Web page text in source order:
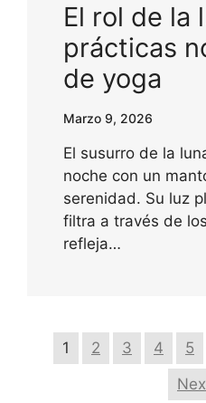
El rol de la
prácticas
de yoga
Marzo 9, 2026
El susurro de la
noche con un
serenidad. Su luz
filtra a través de
refleja…
1 2 3 4 5